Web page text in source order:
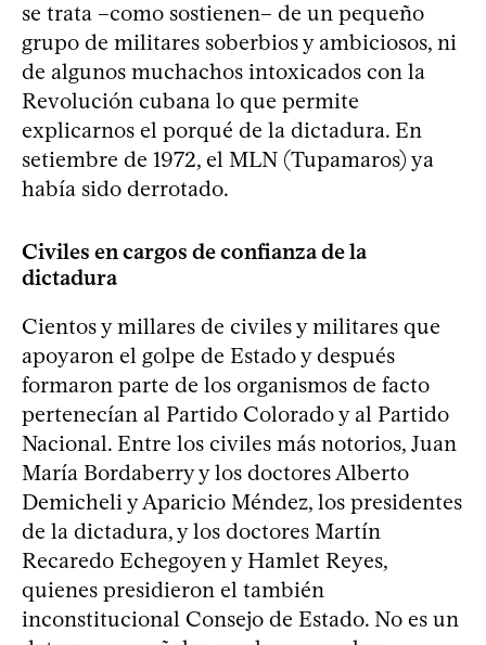
se trata –como sostienen– de un pequeño
grupo de militares soberbios y ambiciosos, ni
de algunos muchachos intoxicados con la
Revolución cubana lo que permite
explicarnos el porqué de la dictadura. En
setiembre de 1972, el MLN (Tupamaros) ya
había sido derrotado.
Civiles en cargos de confianza de la
dictadura
Cientos y millares de civiles y militares que
apoyaron el golpe de Estado y después
formaron parte de los organismos de facto
pertenecían al Partido Colorado y al Partido
Nacional. Entre los civiles más notorios, Juan
María Bordaberry y los doctores Alberto
Demicheli y Aparicio Méndez, los presidentes
de la dictadura, y los doctores Martín
Recaredo Echegoyen y Hamlet Reyes,
quienes presidieron el también
inconstitucional Consejo de Estado. No es un